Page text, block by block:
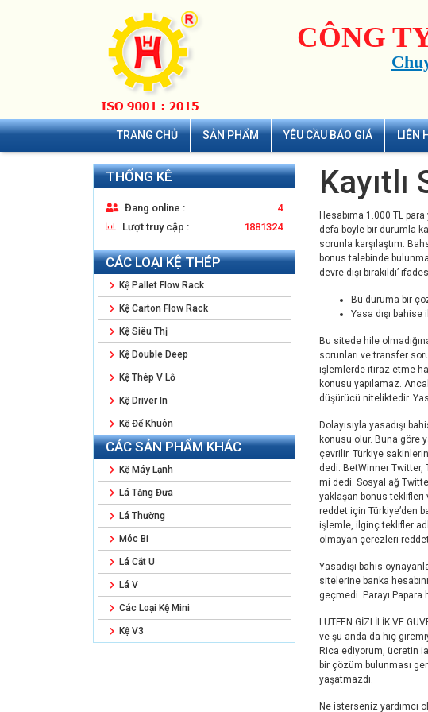
CÔNG
TRANG CHỦ SẢN PHẨM YÊU CẦU BÁO GIÁ LIÊN
THỐNG KÊ
Đang online :
4
Lượt truy cập :
1881324
CÁC LOẠI KỆ THÉP
Kệ Pallet Flow Rack
Kệ Carton Flow Rack
Kệ Siêu Thị
Kệ Double Deep
Kệ Thép V Lỗ
Kệ Driver In
Kệ Để Khuôn
CÁC SẢN PHẨM KHÁC
Kệ Máy Lạnh
Lá Tăng Đưa
Lá Thường
Móc Bi
Lá Cắt U
Lá V
Các Loại Kệ Mini
Kệ V3
Hesabıma 1.000 TL
defa böyle bir durumla
sorunla karşılaştım.
bonus talebinde
devre dışı bırakıldı’
Bu duruma bir
Yasa dışı
Bu sitede hile
sorunları ve transfer
işlemlerde itiraz etme
konusu yapılamaz.
düşürücü niteliktedir.
Dolayısıyla yasadışı
konusu olur. Buna göre
çevrilir. Türkiye
dedi. BetWinner
mi dedi. Sosyal ağ
yaklaşan bonus teklifleri
reddet için Türkiye’den
işlemle, ilginç teklifler
olmayan çerezleri
Yasadışı bahis
sitelerine banka
geçmedi. Parayı Papara
LÜTFEN GİZLİLİK VE
ve şu anda da hiç
Rica ediyorum, ücretin
bir çözüm bulunması
yaşatmazdı.
Ne isterseniz yardımcı